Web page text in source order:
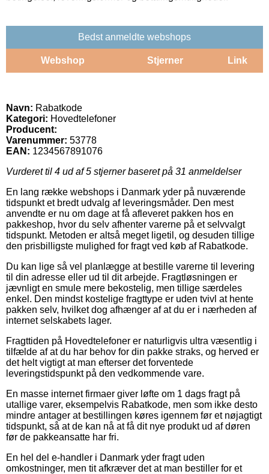
Bedst anmeldte webshops
Webshop Stjerner Link
Navn: Rabatkode
Kategori: Hovedtelefoner
Producent:
Varenummer: 53778
EAN: 1234567891076
Vurderet til 4 ud af 5 stjerner baseret på 31 anmeldelser
En lang række webshops i Danmark yder på nuværende
tidspunkt et bredt udvalg af leveringsmåder. Den mest
anvendte er nu om dage at få afleveret pakken hos en
pakkeshop, hvor du selv afhenter varerne på et selvvalgt
tidspunkt. Metoden er altså meget ligetil, og desuden tillige
den prisbilligste mulighed for fragt ved køb af Rabatkode.
Du kan lige så vel planlægge at bestille varerne til levering
til din adresse eller ud til dit arbejde. Fragtløsningen er
jævnligt en smule mere bekostelig, men tillige særdeles
enkel. Den mindst kostelige fragttype er uden tvivl at hente
pakken selv, hvilket dog afhænger af at du er i nærheden af
internet selskabets lager.
Fragttiden på Hovedtelefoner er naturligvis ultra væsentlig i
tilfælde af at du har behov for din pakke straks, og herved er
det helt vigtigt at man efterser det forventede
leveringstidspunkt på den vedkommende vare.
En masse internet firmaer giver løfte om 1 dags fragt på
utallige varer, eksempelvis Rabatkode, men som ikke desto
mindre antager at bestillingen køres igennem før et nøjagtigt
tidspunkt, så at de kan nå at få dit nye produkt ud af døren
før de pakkeansatte har fri.
En hel del e-handler i Danmark yder fragt uden
omkostninger, men tit afkræver det at man bestiller for et